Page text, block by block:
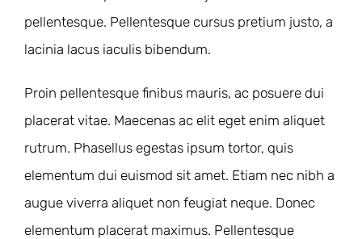
pellentesque. Pellentesque cursus pretium justo, a
lacinia lacus iaculis bibendum.
Proin pellentesque finibus mauris, ac posuere dui
placerat vitae. Maecenas ac elit eget enim aliquet
rutrum. Phasellus egestas ipsum tortor, quis
elementum dui euismod sit amet. Etiam nec nibh a
augue viverra aliquet non feugiat neque. Donec
elementum placerat maximus. Pellentesque